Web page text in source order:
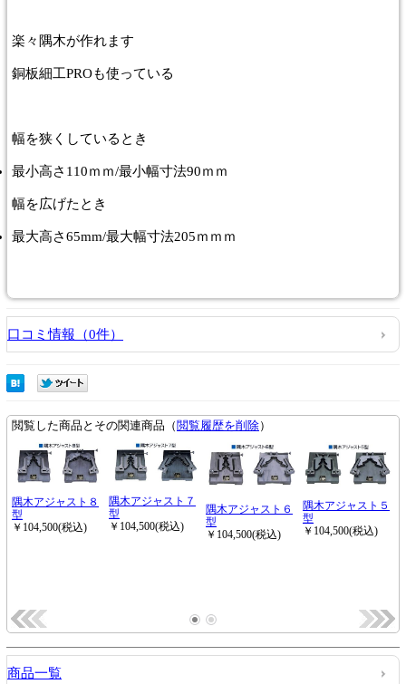
楽々隅木が作れます
銅板細工PROも使っている
幅を狭くしているとき
最小高さ110ｍｍ/最小幅寸法90ｍｍ
幅を広げたとき
最大高さ65mm/最大幅寸法205ｍｍｍ
口コミ情報（0件）
商品一覧